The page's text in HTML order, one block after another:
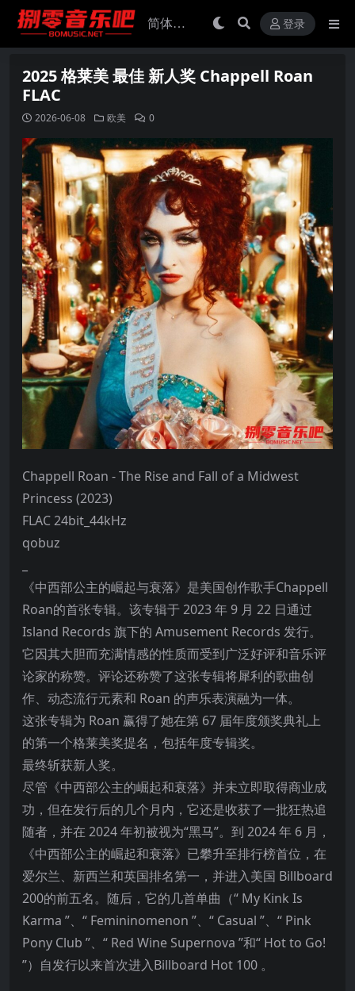
登录
2025 格莱美 最佳 新人奖 Chappell Roan
FLAC
2026-06-08 欧美 0
Chappell Roan - The Rise and Fall of a Midwest
Princess (2023)
FLAC 24bit_44kHz
qobuz
《中西部公主的崛起与衰落》是美国创作歌手Chappell
Roan的首张专辑。该专辑于 2023 年 9 月 22 日通过
Island Records 旗下的 Amusement Records 发行。
它因其大胆而充满情感的性质而受到广泛好评和音乐评
论家的称赞。评论还称赞了这张专辑将犀利的歌曲创
作、动态流行元素和 Roan 的声乐表演融为一体。
这张专辑为 Roan 赢得了她在第 67 届年度颁奖典礼上
的第一个格莱美奖提名，包括年度专辑奖。
最终斩获新人奖。
尽管《中西部公主的崛起和衰落》并未立即取得商业成
功，但在发行后的几个月内，它还是收获了一批狂热追
随者，并在 2024 年初被视为“黑马”。到 2024 年 6 月，
《中西部公主的崛起和衰落》已攀升至排行榜首位，在
爱尔兰、新西兰和英国排名第一，并进入美国 Billboard
200的前五名。随后，它的几首单曲（“ My Kink Is
Karma ”、“ Femininomenon ”、“ Casual ”、“ Pink
Pony Club ”、“ Red Wine Supernova ”和“ Hot to Go!
”）自发行以来首次进入Billboard Hot 100 。